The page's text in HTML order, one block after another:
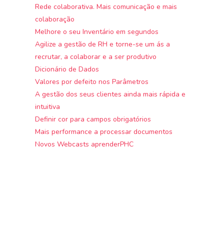
Rede colaborativa. Mais comunicação e mais
colaboração
Melhore o seu Inventário em segundos
Agilize a gestão de RH e torne-se um ás a
recrutar, a colaborar e a ser produtivo
Dicionário de Dados
Valores por defeito nos Parâmetros
A gestão dos seus clientes ainda mais rápida e
intuitiva
Definir cor para campos obrigatórios
Mais performance a processar documentos
Novos Webcasts aprenderPHC